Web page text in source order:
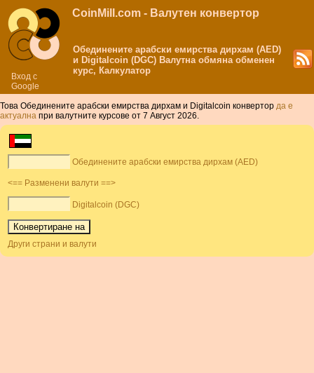
Вход с
Google
CoinMill.com - Валутен конвертор
Обединените арабски емирства дирхам (AED)
и Digitalcoin (DGC) Валутна обмяна обменен
курс, Калкулатор
Това Обединените арабски емирства дирхам и Digitalcoin конвертор да е
актуална при валутните курсове от 7 Август 2026.
Обединените арабски емирства дирхам (AED)
<== Разменени валути ==>
Digitalcoin (DGC)
Други страни и валути